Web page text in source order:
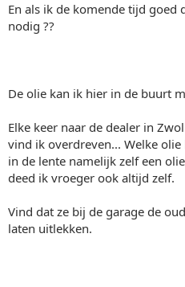
En als ik de komende tijd goed
nodig ??
De olie kan ik hier in de buurt
Elke keer naar de dealer in
vind ik overdreven... Welke
in de lente namelijk zelf een
deed ik vroeger ook altijd zelf.
Vind dat ze bij de garage de
laten uitlekken.